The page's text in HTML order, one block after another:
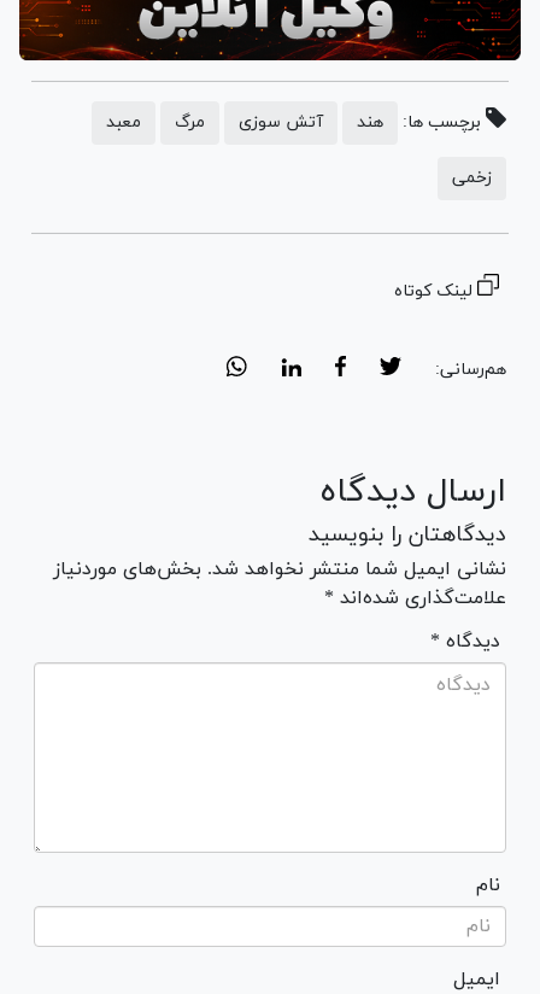
برچسب ها: هند آتش سوزی مرگ معبد
زخمی
لینک کوتاه
هم‌رسانی:
ارسال دیدگاه
دیدگاهتان را بنویسید
نشانی ایمیل شما منتشر نخواهد شد. بخش‌های موردنیاز
علامت‌گذاری شده‌اند *
* دیدگاه
نام
ایمیل